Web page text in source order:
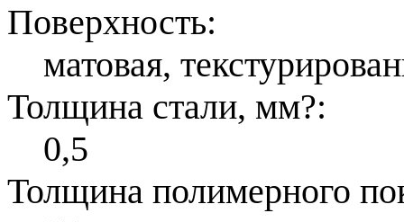
Поверхность:
матовая,
Толщина стали, мм?:
0,5
Толщина полимерного